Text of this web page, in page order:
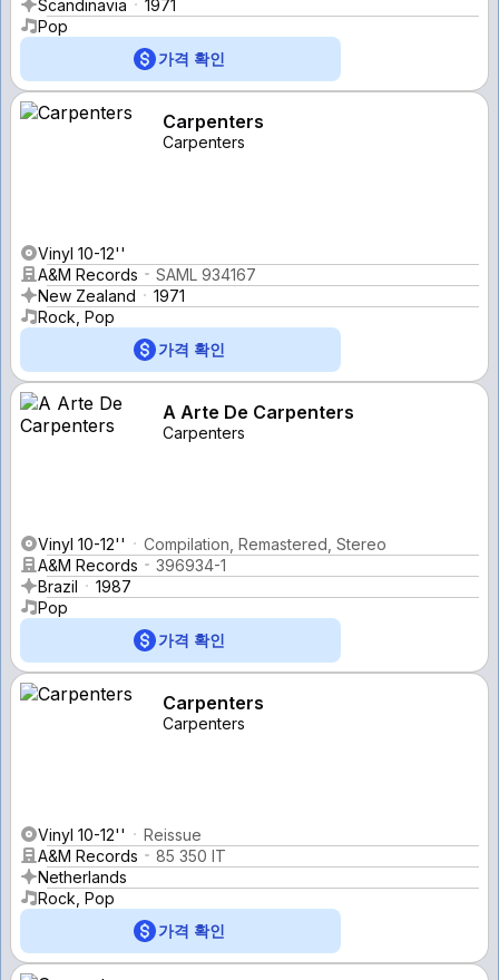
Scandinavia
1971
Pop
가격 확인
Carpenters
Carpenters
Vinyl 10-12''
A&M Records
SAML 934167
New Zealand
1971
Rock, Pop
가격 확인
A Arte De Carpenters
Carpenters
Vinyl 10-12''
Compilation, Remastered, Stereo
A&M Records
396934-1
Brazil
1987
Pop
가격 확인
Carpenters
Carpenters
Vinyl 10-12''
Reissue
A&M Records
85 350 IT
Netherlands
Rock, Pop
가격 확인